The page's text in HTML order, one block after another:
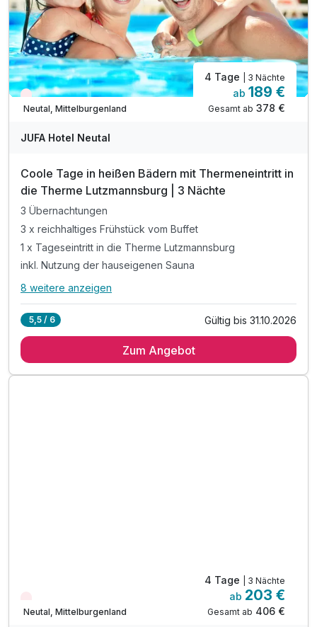
Nur noch Restplätze
Neutal, Mittelburgenland
4 Tage | 3 Nächte
ab 189 €
Gesamt ab 378 €
JUFA Hotel Neutal
Coole Tage in heißen Bädern mit Thermeneintritt in
die Therme Lutzmannsburg | 3 Nächte
3 Übernachtungen
3 x reichhaltiges Frühstück vom Buffet
1 x Tageseintritt in die Therme Lutzmannsburg
inkl. Nutzung der hauseigenen Sauna
Alle Inklusivleistungen
3 x reichhaltiges Frühstück vom Buffet
8 weitere anzeigen
5,5 / 6 Gültig bis 31.10.2026
Zum Angebot
Neutal, Mittelburgenland
4 Tage | 3 Nächte
ab 203 €
Gesamt ab 406 €